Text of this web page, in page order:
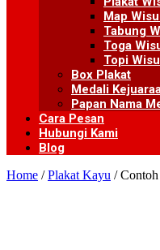
Map
Tabung
Toga
Topi
Box Plakat
Medali
Papan Nama
Cara Pesan
Hubungi Kami
Blog
Home /Plakat Kayu /